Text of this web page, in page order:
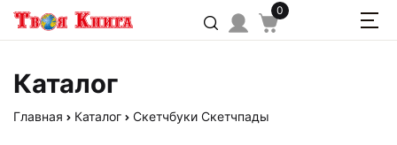
0
Каталог
Главная Каталог Скетчбуки Скетчпады